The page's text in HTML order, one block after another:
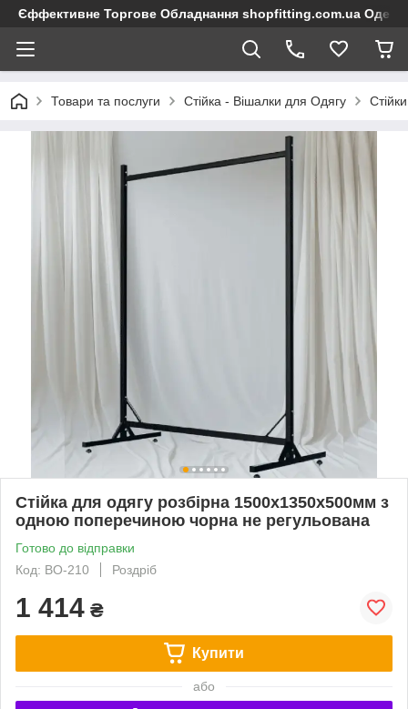
Єффективне Торгове Обладнання shopfitting.com.ua Одеса
Товари та послуги Стійка - Вішалки для Одягу
Стійка для одягу розбірна 1500х1350х500мм з
одною поперечиною чорна не регульована
Готово до відправки
Код: ВО-210
Роздріб
1 414 ₴
Купити
або